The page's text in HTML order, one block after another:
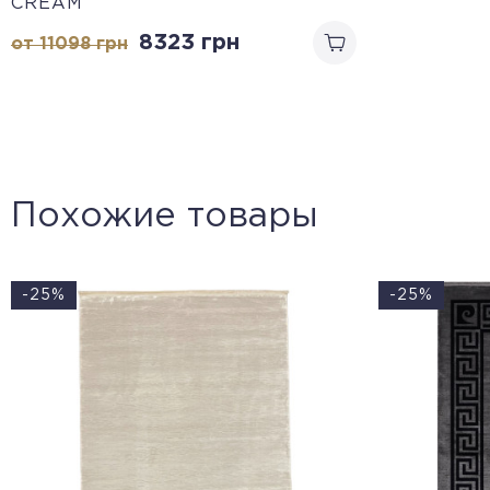
CREAM
от 11098грн 8323 грн
Похожие товары
-25% -25%